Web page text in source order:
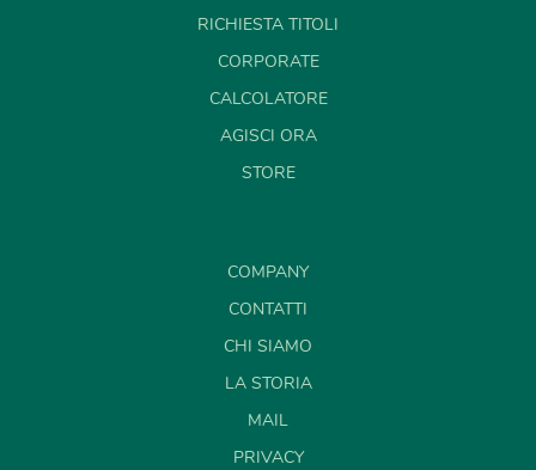
RICHIESTA TITOLI
CORPORATE
CALCOLATORE
AGISCI ORA
STORE
COMPANY
CONTATTI
CHI SIAMO
LA STORIA
MAIL
PRIVACY